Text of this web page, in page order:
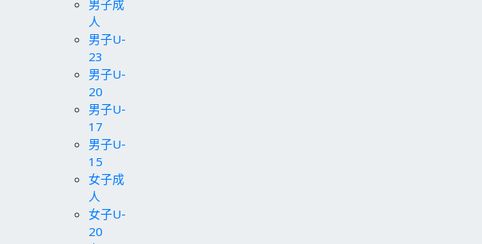
男子成
人
男子U-
23
男子U-
20
男子U-
17
男子U-
15
女子成
人
女子U-
20